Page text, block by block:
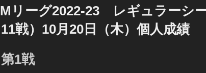
日:
Mリーグ2022-23 レギュラーシ
11戦）10月20日（木）個人成績
第1戦